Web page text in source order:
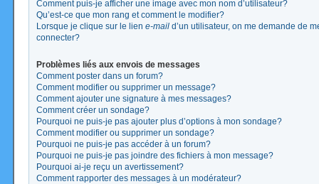
Comment puis-je afficher une image avec mon nom d’utilisateur?
Qu’est-ce que mon rang et comment le modifier?
Lorsque je clique sur le lien e-mail d’un utilisateur, on me demande de
connecter?
Problèmes liés aux envois de messages
Comment poster dans un forum?
Comment modifier ou supprimer un message?
Comment ajouter une signature à mes messages?
Comment créer un sondage?
Pourquoi ne puis-je pas ajouter plus d’options à mon sondage?
Comment modifier ou supprimer un sondage?
Pourquoi ne puis-je pas accéder à un forum?
Pourquoi ne puis-je pas joindre des fichiers à mon message?
Pourquoi ai-je reçu un avertissement?
Comment rapporter des messages à un modérateur?